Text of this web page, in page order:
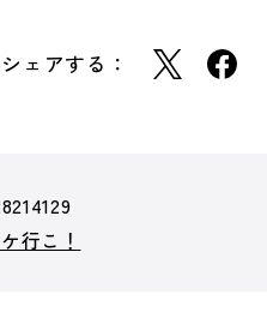
シェアする：
行こ！